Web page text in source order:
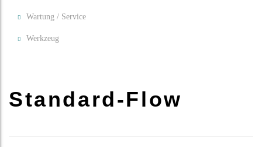
Wartung / Service
Werkzeug
Standard-Flow